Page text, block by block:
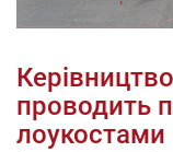
проводить
лоукостами